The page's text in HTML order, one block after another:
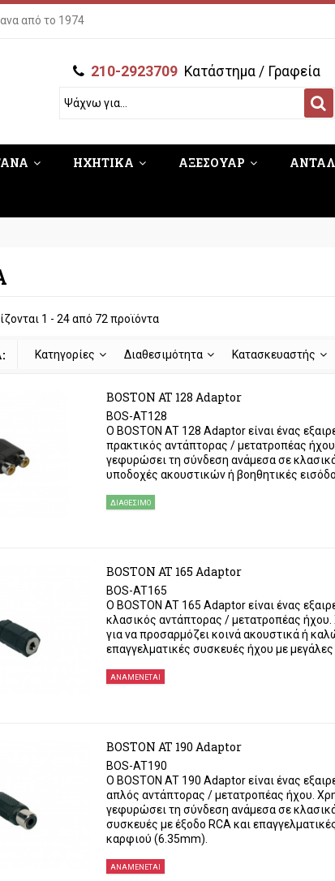
από το 1974
210-2923709 Κατάστημα / Γραφεία
ΗΧΗΤΙΚΑ ΑΞΕΣΟΥΑΡ
1 - 24 από 72 προϊόντα
Κατηγορίες Διαθεσιμότητα Κατασκευαστής
BOSTON AT 128 Adaptor
BOS-AT128
Ο BOSTON AT 128 Adaptor είναι ένας
πρακτικός αντάπτορας / μετατροπέας
γεφυρώσει τη σύνδεση ανάμεσα σε
υποδοχές ακουστικών ή βοηθητικές
ΔΙΑΘΈΣΙΜΟ
BOSTON AT 165 Adaptor
BOS-AT165
Ο BOSTON AT 165 Adaptor είναι ένας
κλασικός αντάπτορας / μετατροπέας ήχου.
για να προσαρμόζει κοινά ακουστικά ή
επαγγελματικές συσκευές ήχου με
ΑΝΑΜΈΝΕΤΑΙ
BOSTON AT 190 Adaptor
BOS-AT190
Ο BOSTON AT 190 Adaptor είναι ένας
απλός αντάπτορας / μετατροπέας ήχου.
γεφυρώσει τη σύνδεση ανάμεσα σε
συσκευές με έξοδο RCA και
καρφιού (6.35mm).
ΑΝΑΜΈΝΕΤΑΙ